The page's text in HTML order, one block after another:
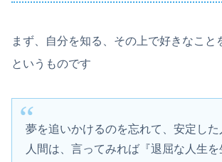
まず、自分を知る、その上で好きなこと
というものです
夢を追いかけるのを忘れて、安定し
人間は、言ってみれば『退屈な人生